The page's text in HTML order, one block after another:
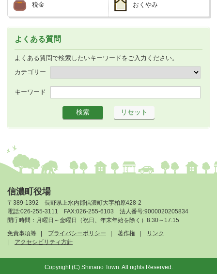
税金 おくやみ
よくある質問
よくある質問で検索したいキーワードをご入力ください。
カテゴリー
キーワード
信濃町役場
〒389-1392 長野県上水内郡信濃町大字柏原428-2
電話:026-255-3111 FAX:026-255-6103 法人番号:9000020205834
開庁時間：月曜日～金曜日（祝日、年末年始を除く）8:30～17:15
免責事項等
プライバシーポリシー 著作権
リンク
アクセシビリティ方針
Copyright (C) Shinano Town. All rights Reserved.